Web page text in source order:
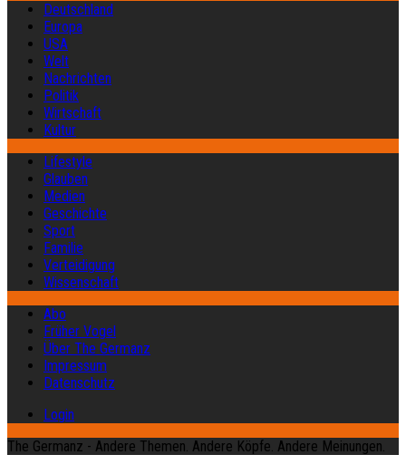
Deutschland
Europa
USA
Welt
Nachrichten
Politik
Wirtschaft
Kultur
Lifestyle
Glauben
Medien
Geschichte
Sport
Familie
Verteidigung
Wissenschaft
Abo
Früher Vogel
Über The Germanz
Impressum
Datenschutz
Login
The Germanz - Andere Themen. Andere Köpfe. Andere Meinungen.